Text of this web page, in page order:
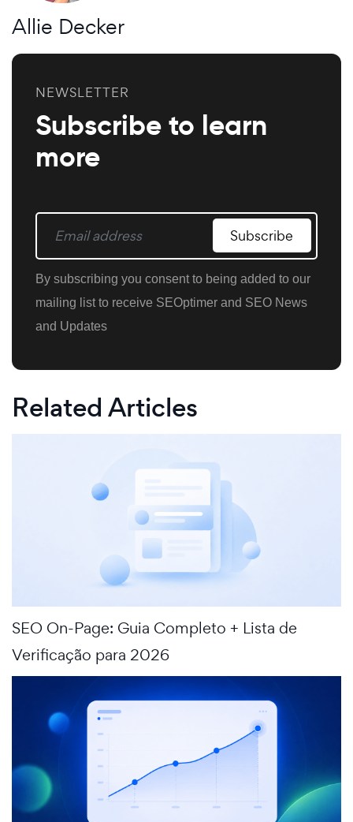
Allie Decker
NEWSLETTER
Subscribe to learn
more
Subscribe
By subscribing you consent to being added to our
mailing list to receive SEOptimer and SEO News
and Updates
Related Articles
SEO On-Page: Guia Completo + Lista de
Verificação para 2026